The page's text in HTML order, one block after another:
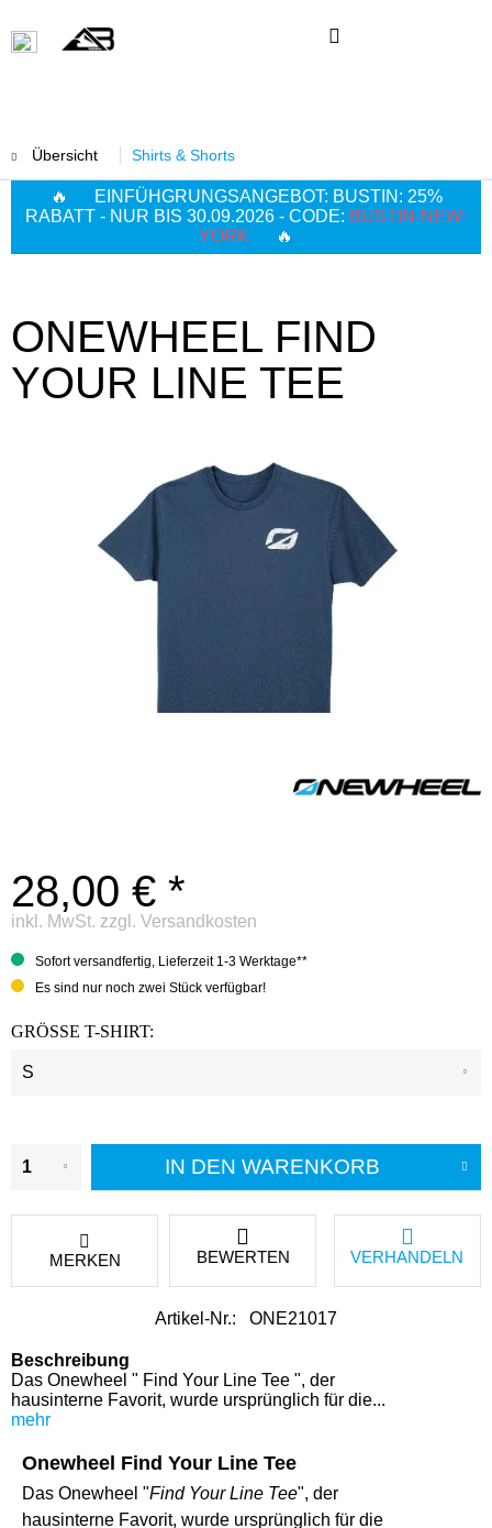
Übersicht Shirts & Shorts
🔥 EINFÜHGRUNGSANGEBOT: BUSTIN: 25%
RABATT - NUR BIS 30.09.2026 - CODE: BUSTIN-NEW-
YORK 🔥
ONEWHEEL FIND
YOUR LINE TEE
28,00 € *
inkl. MwSt. zzgl. Versandkosten
Sofort versandfertig, Lieferzeit 1-3 Werktage**
Es sind nur noch zwei Stück verfügbar!
GRÖSSE T-SHIRT:
IN DEN WARENKORB
MERKEN BEWERTEN VERHANDELN
Artikel-Nr.: ONE21017
Beschreibung
Das Onewheel " Find Your Line Tee ", der
hausinterne Favorit, wurde ursprünglich für die...
mehr
Onewheel Find Your Line Tee
Das Onewheel "Find Your Line Tee", der
hausinterne Favorit, wurde ursprünglich für die